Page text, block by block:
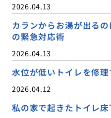
2026.04.13
カランからお湯が出る
の緊急対応術
2026.04.13
水位が低いトイレを修
2026.04.12
私の家で起きたトイレ